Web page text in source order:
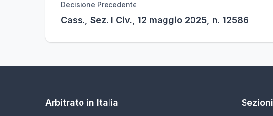
Decisione Precedente
Cass., Sez. I Civ., 12 maggio 2025, n. 12586
Arbitrato in Italia Sezioni